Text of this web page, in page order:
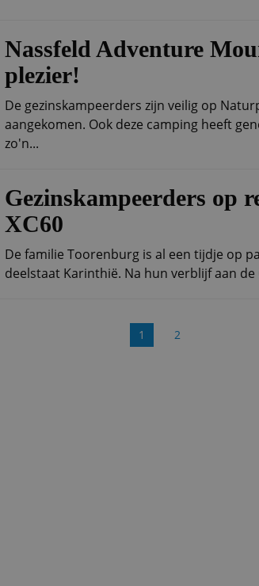
Nassfeld Adventure
plezier!
De gezinskampeerders zijn veilig op
aangekomen. Ook deze camping heeft
zo'n...
Gezinskampeerders op
XC60
De familie Toorenburg is al een tijdje op
deelstaat Karinthië. Na hun verblijf aan de
1 2